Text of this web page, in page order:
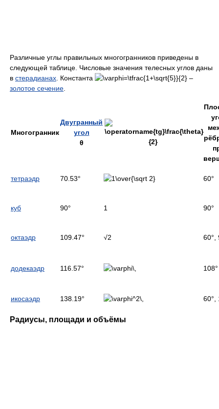
Различные углы правильных многогранников приведены в
следующей таблице. Числовые значения телесных углов даны
в стерадианах . Константа
–
золотое сечение
Многогранник
Двугранный
угол
θ
тетраэдр 70.53° 60°
куб 90° 1 90°
октаэдр 109.47° √2 60°,
додекаэдр 116.57° 108°
икосаэдр 138.19° 60°,
Радиусы, площади и объёмы